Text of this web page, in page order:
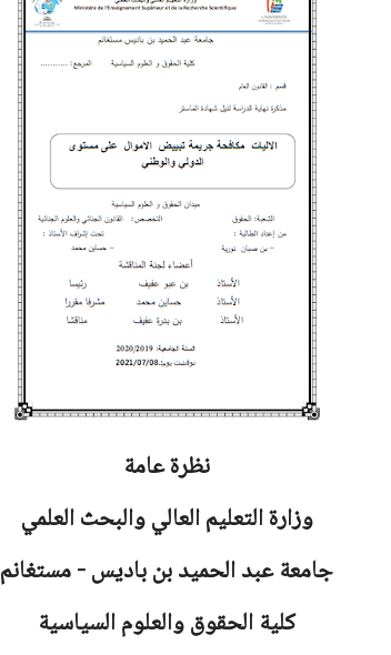
نظرة عامة
وزارة التعليم العالي والبحث العلمي
جامعةعبد الحميد بن باديس - مستغانم
كلية الحقوق والعلوم السياسية